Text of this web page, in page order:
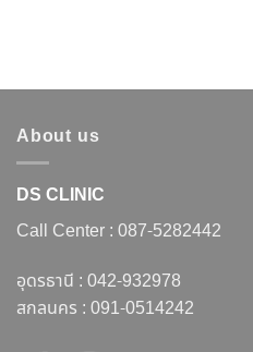
About us
DS CLINIC
Call Center : 087-5282442
อุดรธานี : 042-932978
สกลนคร : 091-0514242